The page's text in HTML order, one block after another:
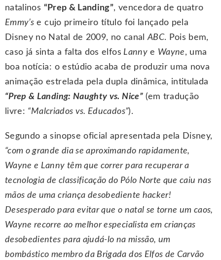
natalinos “Prep & Landing”, vencedora de quatro
Emmy’s e cujo primeiro título foi lançado pela
Disney no Natal de 2009, no canalABC. Pois bem,
caso já sinta a falta dos elfos Lannye Wayne, uma
boa notícia: o estúdio acaba de produzir uma nova
animação estrelada pela dupla dinâmica, intitulada
“Prep & Landing: Naughty vs. Nice”(em tradução
livre: “Malcriados vs. Educados”).
Segundo a sinopse oficial apresentada pela Disney,
“com o grande dia se aproximando rapidamente,
Wayne e Lanny têm que correr para recuperar a
tecnologia de classificação do Pólo Norte que caiu nas
mãos de uma criança desobediente hacker!
Desesperado para evitar que o natal se torne um caos,
Wayne recorre ao melhor especialista em crianças
desobedientes para ajudá-lo na missão, um
bombástico membro da Brigada dos Elfos de Carvão